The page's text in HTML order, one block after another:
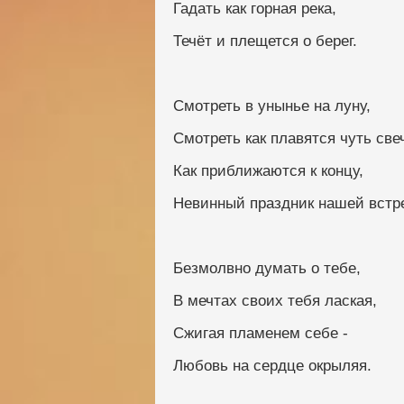
Гадать как горная река,
Течёт и плещется о берег.
Смотреть в унынье на луну,
Смотреть как плавятся чуть
Как приближаются к концу,
Невинный праздник нашей
Безмолвно думать о тебе,
В мечтах своих тебя лаская,
Сжигая пламенем себе -
Любовь на сердце окрыляя.